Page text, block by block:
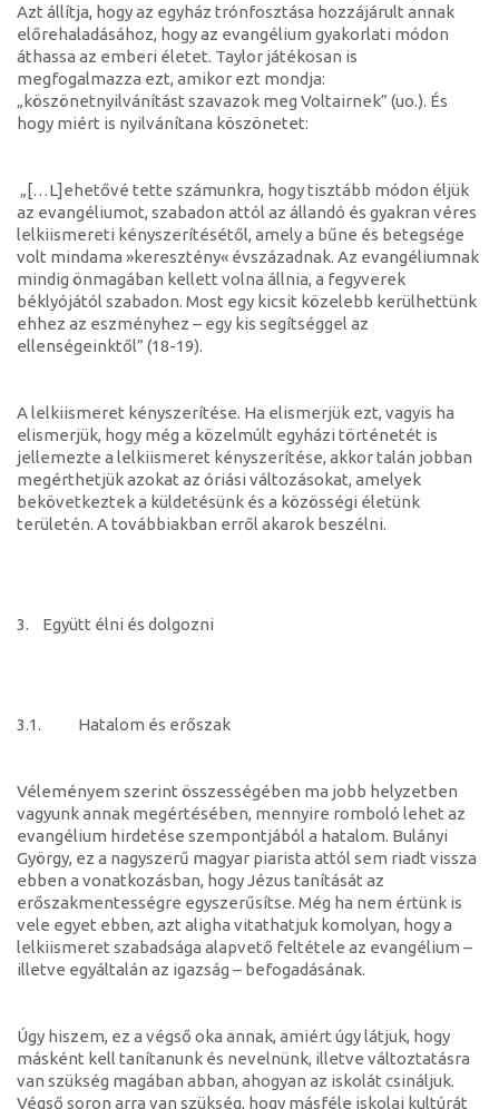
Azt állítja, hogy az egyház trónfosztása hozzájárult annak
előrehaladásához, hogy az evangélium gyakorlati módon
áthassa az emberi életet. Taylor játékosan is
megfogalmazza ezt, amikor ezt mondja:
„köszönetnyilvánítást szavazok meg Voltairnek” (uo.). És
hogy miért is nyilvánítana köszönetet:
„[…L]ehetővé tette számunkra, hogy tisztább módon éljük
az evangéliumot, szabadon attól az állandó és gyakran véres
lelkiismereti kényszerítésétől, amely a bűne és betegsége
volt mindama »keresztény« évszázadnak. Az evangéliumnak
mindig önmagában kellett volna állnia, a fegyverek
béklyójától szabadon. Most egy kicsit közelebb kerülhettünk
ehhez az eszményhez – egy kis segítséggel az
ellenségeinktől” (18-19).
A lelkiismeret kényszerítése. Ha elismerjük ezt, vagyis ha
elismerjük, hogy még a közelmúlt egyházi történetét is
jellemezte a lelkiismeret kényszerítése, akkor talán jobban
megérthetjük azokat az óriási változásokat, amelyek
bekövetkeztek a küldetésünk és a közösségi életünk
területén. A továbbiakban erről akarok beszélni.
3. Együtt élni és dolgozni
3.1. Hatalom és erőszak
Véleményem szerint összességében ma jobb helyzetben
vagyunk annak megértésében, mennyire romboló lehet az
evangélium hirdetése szempontjából a hatalom. Bulányi
György, ez a nagyszerű magyar piarista attól sem riadt vissza
ebben a vonatkozásban, hogy Jézus tanítását az
erőszakmentességre egyszerűsítse. Még ha nem értünk is
vele egyet ebben, azt aligha vitathatjuk komolyan, hogy a
lelkiismeret szabadsága alapvető feltétele az evangélium –
illetve egyáltalán az igazság – befogadásának.
Úgy hiszem, ez a végső oka annak, amiért úgy látjuk, hogy
másként kell tanítanunk és nevelnünk, illetve változtatásra
van szükség magában abban, ahogyan az iskolát csináljuk.
Végső soron arra van szükség, hogy másféle iskolai kultúrát